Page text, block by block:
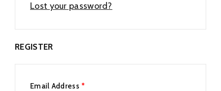
Lost your password?
REGISTER
Email Address*